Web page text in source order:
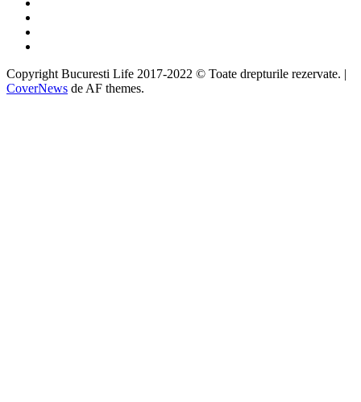
Copyright Bucuresti Life 2017-2022 © Toate drepturile rezervate. |
CoverNews de AF themes.